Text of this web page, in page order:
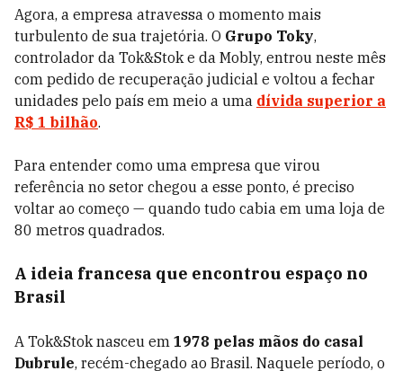
Agora, a empresa atravessa o momento mais
turbulento de sua trajetória. O Grupo Toky,
controlador da Tok&Stok e da Mobly, entrou neste mês
com pedido de recuperação judicial e voltou a fechar
unidades pelo país em meio a uma dívida superior a
R$ 1 bilhão.
Para entender como uma empresa que virou
referência no setor chegou a esse ponto, é preciso
voltar ao começo — quando tudo cabia em uma loja de
80 metros quadrados.
A ideia francesa que encontrou espaço no
Brasil
A Tok&Stok nasceu em 1978 pelas mãos do casal
Dubrule, recém-chegado ao Brasil. Naquele período, o